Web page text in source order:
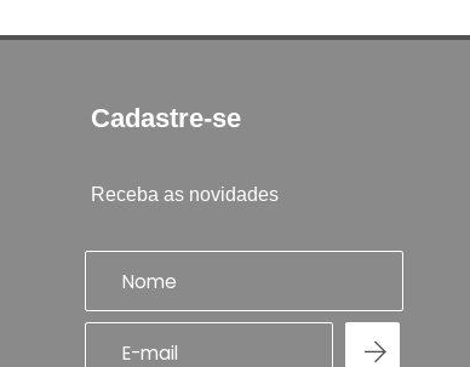
Cadastre-se
Receba as novidades